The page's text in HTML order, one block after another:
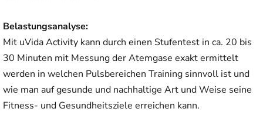
Belastungsanalyse:
Mit uVida Activity kann durch einen Stufentest in ca. 20 bis
30 Minuten mit Messung der Atemgase exakt ermittelt
werden in welchen Pulsbereichen Training sinnvoll ist und
wie man auf gesunde und nachhaltige Art und Weise seine
Fitness- und Gesundheitsziele erreichen kann.